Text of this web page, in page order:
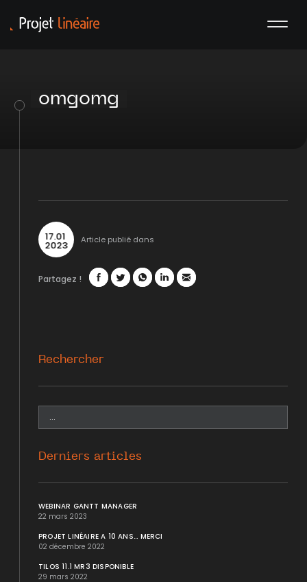
omgomg
17.01
2023 Article publié dans
Partagez !
Rechercher
Derniers articles
WEBINAR GANTT MANAGER
22 mars 2023
PROJET LINÉAIRE A 10 ANS... MERCI
02 décembre 2022
TILOS 11.1 MR3 DISPONIBLE
29 mars 2022